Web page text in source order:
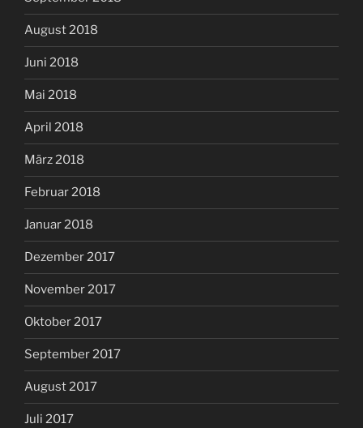
August 2018
Juni 2018
Mai 2018
April 2018
März 2018
Februar 2018
Januar 2018
Dezember 2017
November 2017
Oktober 2017
September 2017
August 2017
Juli 2017